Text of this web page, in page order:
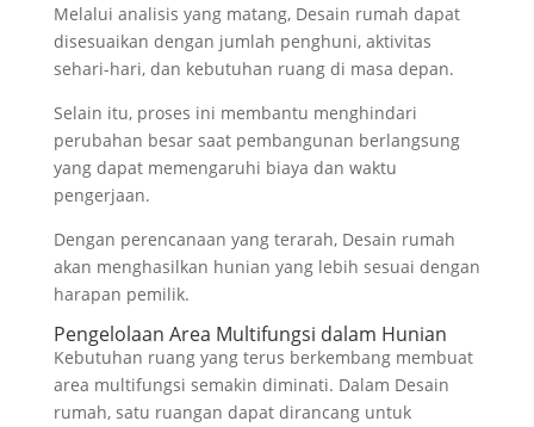
Melalui analisis yang matang, Desain rumah dapat
disesuaikan dengan jumlah penghuni, aktivitas
sehari-hari, dan kebutuhan ruang di masa depan.
Selain itu, proses ini membantu menghindari
perubahan besar saat pembangunan berlangsung
yang dapat memengaruhi biaya dan waktu
pengerjaan.
Dengan perencanaan yang terarah, Desain rumah
akan menghasilkan hunian yang lebih sesuai dengan
harapan pemilik.
Pengelolaan Area Multifungsi dalam Hunian
Kebutuhan ruang yang terus berkembang membuat
area multifungsi semakin diminati. Dalam Desain
rumah, satu ruangan dapat dirancang untuk